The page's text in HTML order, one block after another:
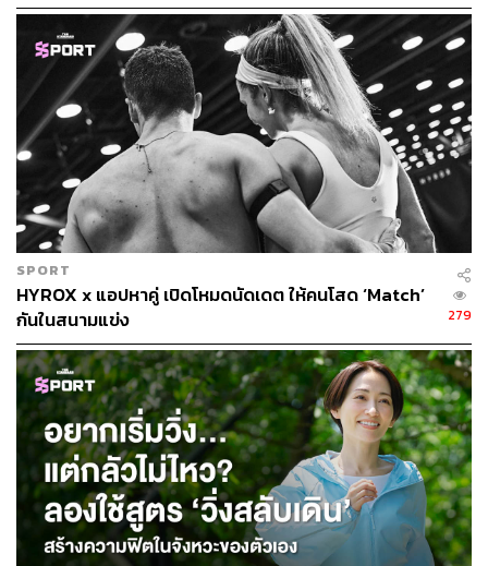
SPORT
HYROX x แอปหาคู่ เปิดโหมดนัดเดต ให้คนโสด ‘Match’
กันในสนามแข่ง
279